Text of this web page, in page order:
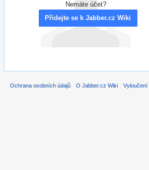
Nemáte účet?
Přidejte se k Jabber.cz Wiki
Ochrana osobních údajů O Jabber.cz Wiki Vyloučení